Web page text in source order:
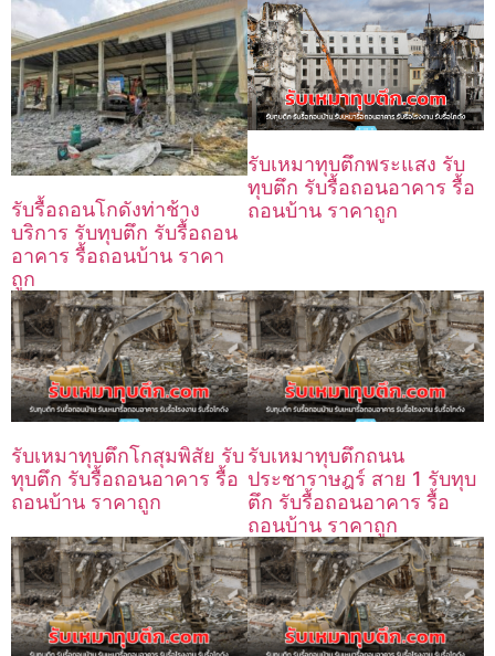
รับรื้อถอนโกดังท่าช้าง
บริการ รับทุบตึก รับรื้อถอน
อาคาร รื้อถอนบ้าน ราคา
ถูก
รับเหมาทุบตึกพระแสง รับ
ทุบตึก รับรื้อถอนอาคาร รื้อ
ถอนบ้าน ราคาถูก
รับเหมาทุบตึกโกสุมพิสัย รับ
ทุบตึก รับรื้อถอนอาคาร รื้อ
ถอนบ้าน ราคาถูก
รับเหมาทุบตึกถนน
ประชาราษฎร์ สาย 1 รับทุบ
ตึก รับรื้อถอนอาคาร รื้อ
ถอนบ้าน ราคาถูก